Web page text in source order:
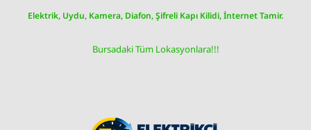
Elektrik, Uydu, Kamera, Diafon, Şifreli Kapı Kilidi, İnternet Tamir.
Bursadaki Tüm Lokasyonlara!!!